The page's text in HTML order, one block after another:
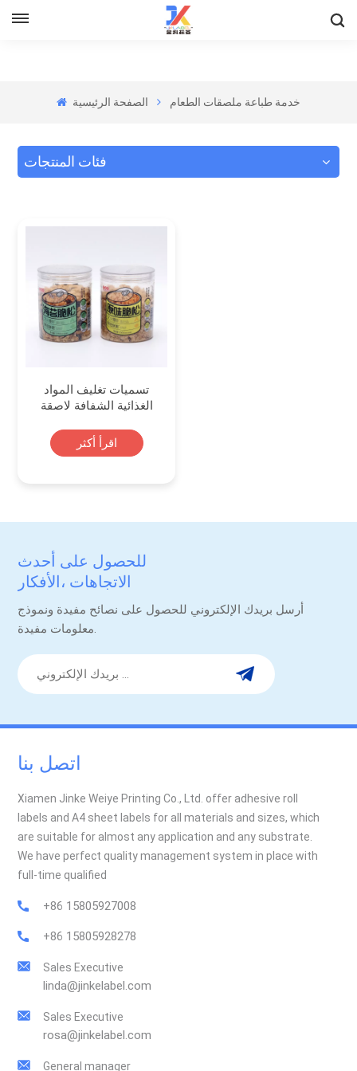
الصفحة الرئيسية خدمة طباعة ملصقات الطعام
فئات المنتجات
تسميات تغليف المواد
الغذائية الشفافة لاصقة
اقرأ أكثر
للحصول على أحدث
الاتجاهات ،الأفكار
أرسل بريدك الإلكتروني للحصول على نصائح مفيدة ونموذج
معلومات مفيدة.
اتصل بنا
Xiamen Jinke Weiye Printing Co., Ltd. offer adhesive roll
labels and A4 sheet labels for all materials and sizes, which
are suitable for almost any application and any substrate.
We have perfect quality management system in place with
full-time qualified
+86 15805927008
+86 15805928278
Sales Executive
linda@jinkelabel.com
Sales Executive
rosa@jinkelabel.com
General manager